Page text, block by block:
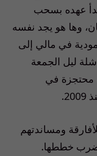
عهده بسحب
وها هو يجد نفسه
في مالي إلى
ليل الجمعة
محتجزة في
ومساندتهم
ضرب خططها.